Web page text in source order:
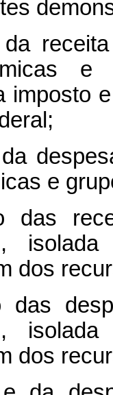
imposto
e
das
dos
dos